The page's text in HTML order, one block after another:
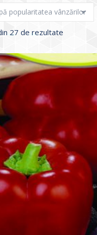
27 de rezultate
evaluarea
medie